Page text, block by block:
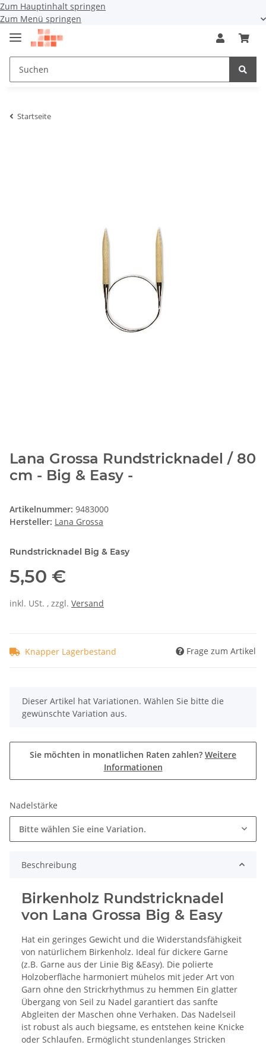
Zum Hauptinhalt springen
Zum Menü springen
Startseite
Lana Grossa Rundstricknadel / 80
cm - Big & Easy -
Artikelnummer: 9483000
Hersteller: Lana Grossa
Rundstricknadel Big & Easy
5,50 €
inkl. USt. , zzgl. Versand
Knapper Lagerbestand Frage zum Artikel
x
Dieser Artikel hat Variationen. Wählen Sie bitte die
gewünschte Variation aus.
Sie möchten in monatlichen Raten zahlen? Weitere
Informationen
Nadelstärke
Bitte wählen Sie eine Variation.
Beschreibung
Birkenholz Rundstricknadel
von Lana Grossa Big & Easy
Hat ein geringes Gewicht und die Widerstandsfähigkeit
von natürlichem Birkenholz. Ideal für dickere Garne
(z.B. Garne aus der Linie Big &Easy). Die polierte
Holzoberfläche harmoniert mühelos mit jeder Art von
Garn ohne den Strickrhythmus zu hemmen Ein glatter
Übergang von Seil zu Nadel garantiert das sanfte
Abgleiten der Maschen ohne Verhaken. Das Nadelseil
ist robust als auch biegsame, es entstehen keine Knicke
oder Schlaufen. Ermöglicht stundenlanges Stricken